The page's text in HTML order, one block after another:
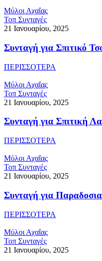
Μύλοι Αχαΐας
Τοπ Συνταγές
21 Ιανουαρίου, 2025
Συνταγή για Σπιτικό
ΠΕΡΙΣΣΟΤΕΡΑ
Μύλοι Αχαΐας
Τοπ Συνταγές
21 Ιανουαρίου, 2025
Συνταγή για Σπιτική
ΠΕΡΙΣΣΟΤΕΡΑ
Μύλοι Αχαΐας
Τοπ Συνταγές
21 Ιανουαρίου, 2025
Συνταγή για
ΠΕΡΙΣΣΟΤΕΡΑ
Μύλοι Αχαΐας
Τοπ Συνταγές
21 Ιανουαρίου, 2025